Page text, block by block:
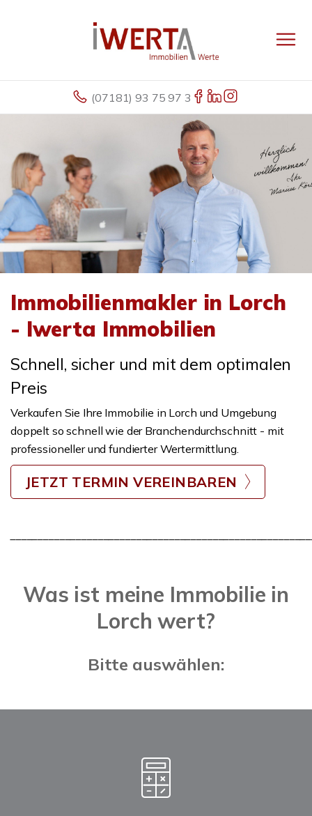
(07181) 93 75 97 3
Immobilienmakler in Lorch
- Iwerta Immobilien
Schnell, sicher und mit dem optimalen
Preis
Verkaufen Sie Ihre Immobilie in Lorch und Umgebung
doppelt so schnell wie der Branchendurchschnitt - mit
professioneller und fundierter Wertermittlung.
JETZT TERMIN VEREINBAREN
Was ist meine Immobilie in
Lorch wert?
Bitte auswählen: